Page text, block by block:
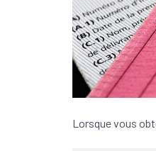
Lorsque vous